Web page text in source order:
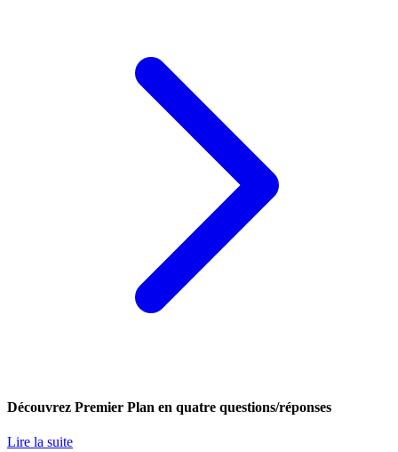
Découvrez Premier Plan en quatre questions/réponses
Lire la suite